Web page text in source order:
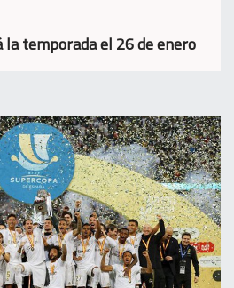
la temporada el 26 de enero